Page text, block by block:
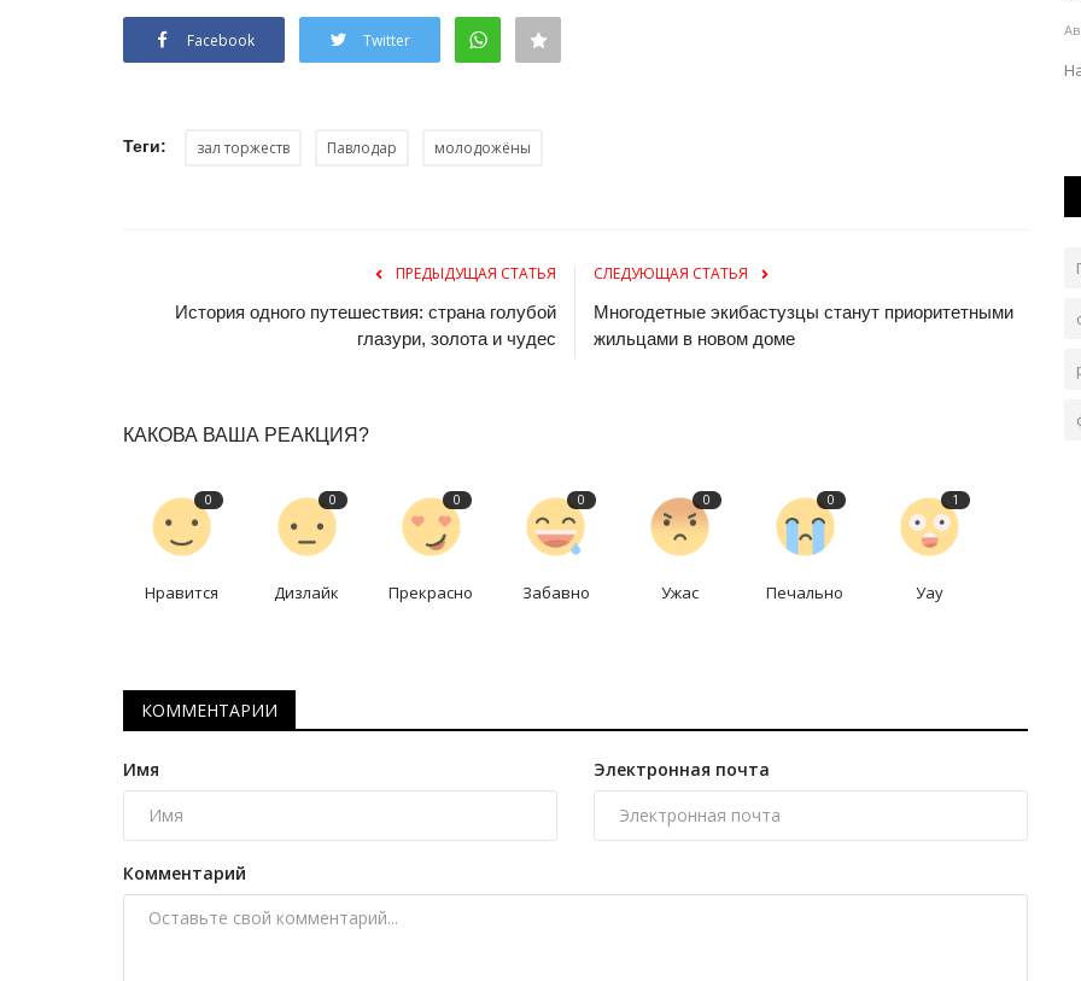
Facebook Twitter
Теги: зал торжеств Павлодар молодожёны
ПРЕДЫДУЩАЯ СТАТЬЯ
История одного путешествия: страна голубой
глазури, золота и чудес
СЛЕДУЮЩАЯ СТАТЬЯ
Многодетные экибастузцы станут приоритетными
жильцами в новом доме
КАКОВА ВАША РЕАКЦИЯ?
0
Нравится
0
Дизлайк
0
Прекрасно
0
Забавно
0
Ужас
0
Печально
1
Уау
КОММЕНТАРИИ
Имя Электронная почта
Комментарий
Февр 24, 2026
Турнир организовали на лыжной базе «Ертіс».